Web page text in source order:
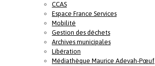
CCAS
Espace France Services
Mobilité
Gestion des déchets
Archives municipales
Libération
Médiathèque Maurice Adevah-Pœuf